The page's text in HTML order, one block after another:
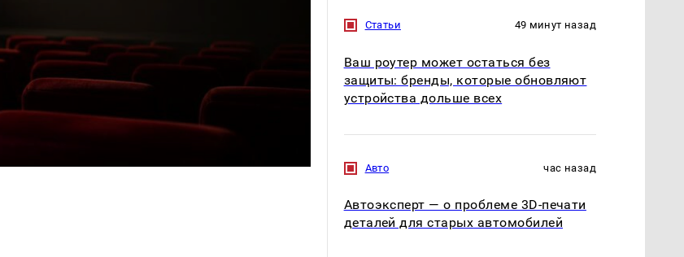
Статьи 49 минут назад
Ваш роутер может остаться без
защиты: бренды, которые обновляют
устройства дольше всех
Авто час назад
Автоэксперт — о проблеме 3D-печати
деталей для старых автомобилей